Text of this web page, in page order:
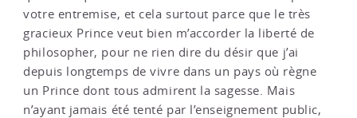
votre entremise, et cela surtout parce que le très
gracieux Prince veut bien m’accorder la liberté de
philosopher, pour ne rien dire du désir que j’ai
depuis longtemps de vivre dans un pays où règne
un Prince dont tous admirent la sagesse. Mais
n’ayant jamais été tenté par l’enseignement public,